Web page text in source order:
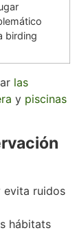
birding
las
y piscinas
evita ruidos
hábitats